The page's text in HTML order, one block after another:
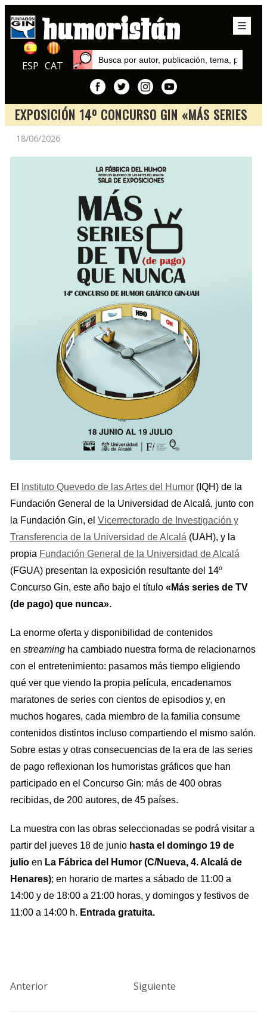
ESP CAT
EXPOSICIÓN 14º CONCURSO GIN «MÁS SERIES
DE TV (DE PAGO) QUE NUNCA»
18/06/2026
El Instituto Quevedo de las Artes del Humor(IQH) de la
Fundación General de la Universidad de Alcalá, junto con
la Fundación Gin, el Vicerrectorado de Investigación y
Transferencia de la Universidad de Alcalá (UAH), y la
propia Fundación General de la Universidad de Alcalá
(FGUA) presentan la exposición resultante del 14º
Concurso Gin, este año bajo el título «Más series de TV
(de pago) que nunca».
La enorme oferta y disponibilidad de contenidos
en streamingha cambiado nuestra forma de relacionarnos
con el entretenimiento: pasamos más tiempo eligiendo
qué ver que viendo la propia película, encadenamos
maratones de series con cientos de episodios y, en
muchos hogares, cada miembro de la familia consume
contenidos distintos incluso compartiendo el mismo salón.
Sobre estas y otras consecuencias de la era de las series
de pago reflexionan los humoristas gráficos que han
participado en el Concurso Gin: más de 400 obras
recibidas, de 200 autores, de 45 países.
La muestra con las obras seleccionadas se podrá visitar a
partir del jueves 18 de junio hasta el domingo 19 de
julioen La Fábrica del Humor (C/Nueva, 4. Alcalá de
Henares); en horario de martes a sábado de 11:00 a
14:00 y de 18:00 a 21:00 horas, y domingos y festivos de
11:00 a 14:00 h. Entrada gratuita.
Anterior Siguiente